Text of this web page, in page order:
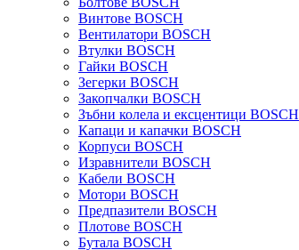
Винтове BOSCH
Вентилатори BOSCH
Втулки BOSCH
Гайки BOSCH
Зегерки BOSCH
Закопчалки BOSCH
Зъбни колела и ексцентици BOSCH
Капаци и капачки BOSCH
Корпуси BOSCH
Изравнители BOSCH
Кабели BOSCH
Мотори BOSCH
Предпазители BOSCH
Плотове BOSCH
Бутала BOSCH